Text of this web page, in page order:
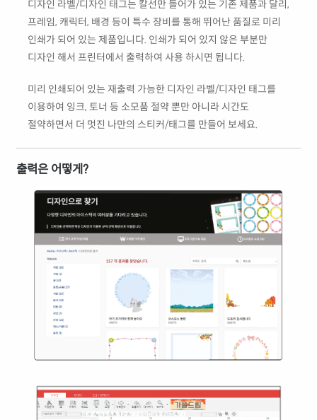
디자인 라벨/디자인 태그는 칼선만 들어가 있는 기존 제품과 달리,
프레임, 캐릭터, 배경 등이 특수 장비를 통해 뛰어난 품질로 미리
인쇄가 되어 있는 제품입니다. 인쇄가 되어 있지 않은 부분만
디자인 해서 프린터에서 출력하여 사용 하시면 됩니다.
미리 인쇄되어 있는 재출력 가능한 디자인 라벨/디자인 태그를
이용하여 잉크, 토너 등 소모품 절약 뿐만 아니라 시간도
절약하면서 더 멋진 나만의 스티커/태그를 만들어 보세요.
출력은 어떻게?